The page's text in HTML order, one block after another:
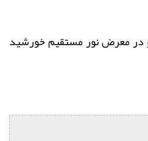
در معرض نور مستقیم خورشید